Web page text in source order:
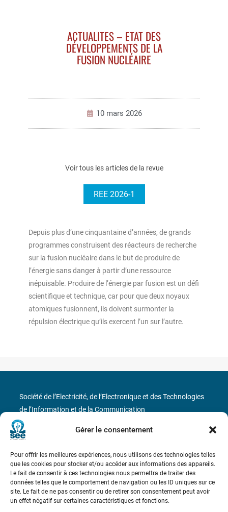
Gérer le consentement
Pour offrir les meilleures expériences, nous utilisons des technologies telles
que les cookies pour stocker et/ou accéder aux informations des appareils.
Le fait de consentir à ces technologies nous permettra de traiter des
données telles que le comportement de navigation ou les ID uniques sur ce
site. Le fait de ne pas consentir ou de retirer son consentement peut avoir
un effet négatif sur certaines caractéristiques et fonctions.
ACTUALITES – ETAT DES
DÉVELOPPEMENTS DE LA
FUSION NUCLÉAIRE
10 mars 2026
Voir tous les articles de la revue
REE 2026-1
Depuis plus d’une cinquantaine d’années, de grands
programmes construisent des réacteurs de recherche
sur la fusion nucléaire dans le but de produire de
l’énergie sans danger à partir d’une ressource
inépuisable. Produire de l’énergie par fusion est un défi
scientifique et technique, car pour que deux noyaux
atomiques fusionnent, ils doivent surmonter la
répulsion électrique qu’ils exercent l’un sur l’autre.
Société de l’Electricité, de l’Electronique et des Technologies
de l’Information et de la Communication
17 rue de l’Amiral Hamelin 75116 Paris
Métro : « Boissière » Ligne 6 et « Iéna » Ligne 9
Téléphone : (+33) 1 56 90 37 17
N° de SIREN : 785 393 232, Code APE : 9412Z TVA intra-